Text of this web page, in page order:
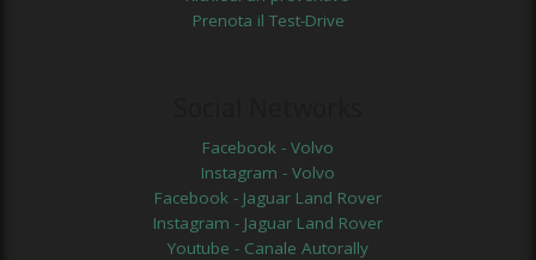
Prenota il Test-Drive
Facebook - Volvo
Instagram - Volvo
Facebook - Jaguar Land Rover
Instagram - Jaguar Land Rover
Youtube - Canale Autorally